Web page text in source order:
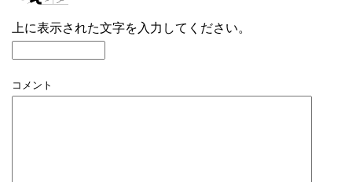
上に表示された文字を入力してください。
コメント